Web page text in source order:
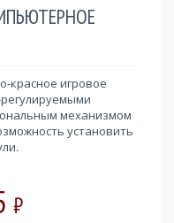
красное игровое
механизмом
установить
₽